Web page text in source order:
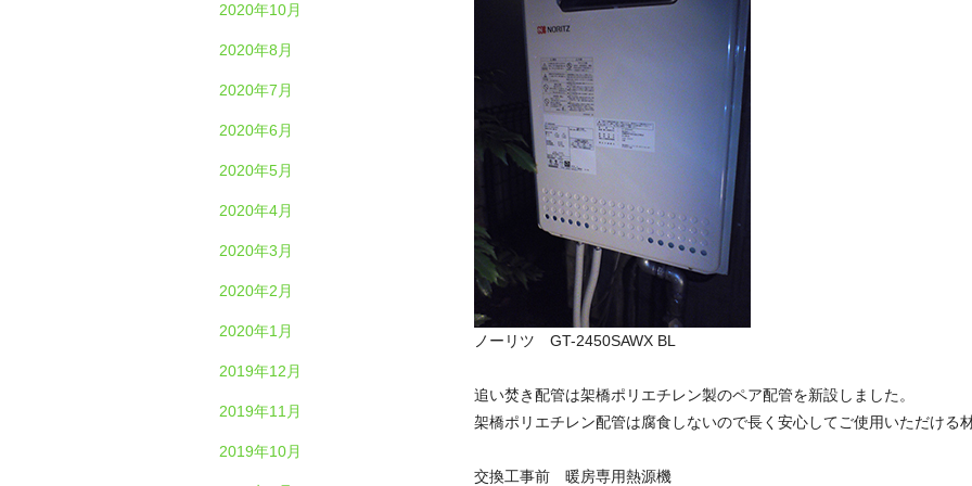
2020年10月
2020年8月
2020年7月
2020年6月
2020年5月
2020年4月
2020年3月
2020年2月
2020年1月
2019年12月
2019年11月
2019年10月
ノーリツ GT-2450SAWX BL
追い焚き配管は架橋ポリエチレン製のペア配管を新設しました。
架橋ポリエチレン配管は腐食しないので長く安心してご使用いただける材
交換工事前 暖房専用熱源機